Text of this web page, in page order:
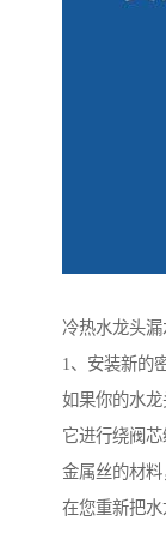
冷热水龙头
1、安装新的
如果你的水
它进行绕阀
金属丝的材料
在您重新把